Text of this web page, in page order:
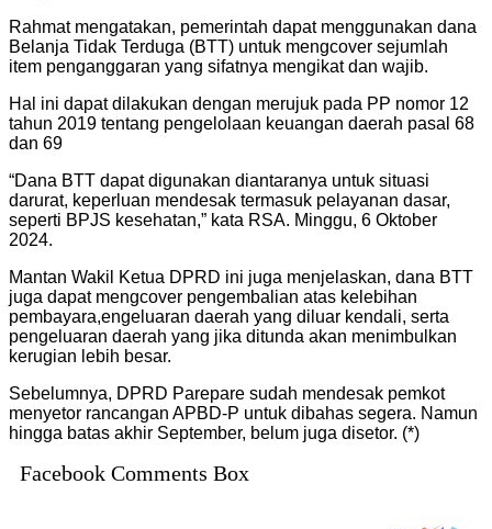
Rahmat mengatakan, pemerintah dapat menggunakan dana
Belanja Tidak Terduga (BTT) untuk mengcover sejumlah
item penganggaran yang sifatnya mengikat dan wajib.
Hal ini dapat dilakukan dengan merujuk pada PP nomor 12
tahun 2019 tentang pengelolaan keuangan daerah pasal 68
dan 69
“Dana BTT dapat digunakan diantaranya untuk situasi
darurat, keperluan mendesak termasuk pelayanan dasar,
seperti BPJS kesehatan,” kata RSA. Minggu, 6 Oktober
2024.
Mantan Wakil Ketua DPRD ini juga menjelaskan, dana BTT
juga dapat mengcover pengembalian atas kelebihan
pembayara,engeluaran daerah yang diluar kendali, serta
pengeluaran daerah yang jika ditunda akan menimbulkan
kerugian lebih besar.
Sebelumnya, DPRD Parepare sudah mendesak pemkot
menyetor rancangan APBD-P untuk dibahas segera. Namun
hingga batas akhir September, belum juga disetor. (*)
Facebook Comments Box